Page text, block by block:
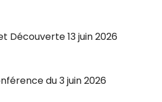
Découverte 13 juin 2026
du 3 juin 2026